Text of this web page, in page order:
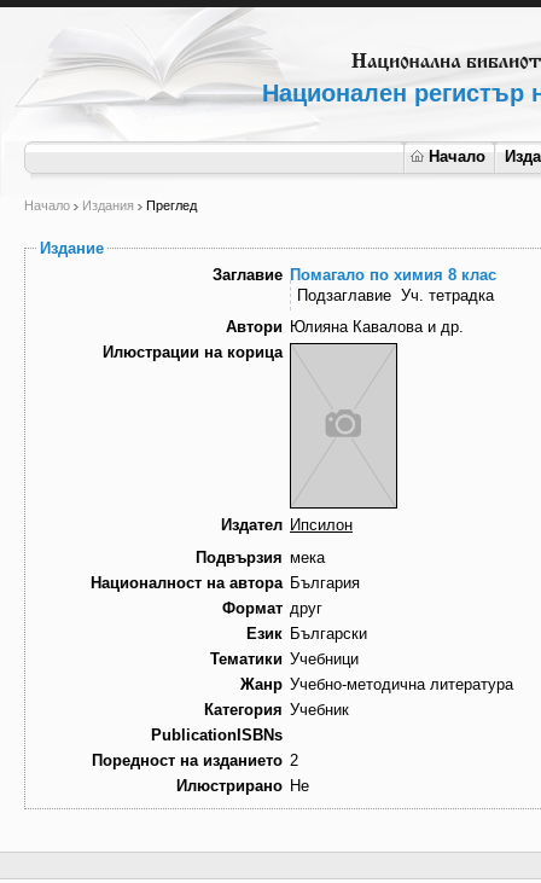
Национален регистър
Начало
Начало Издания Преглед
Издание
Заглавие Помагало по химия 8 клас
Подзаглавие Уч. тетрадка
Автори Юлияна Кавалова и др.
Илюстрации на корица
Издател Ипсилон
Подвързия мека
Националност на автора България
Формат друг
Език Български
Тематики Учебници
Жанр Учебно-методична литература
Категория Учебник
PublicationISBNs
Поредност на изданието 2
Илюстрирано Не